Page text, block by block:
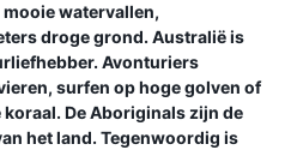
watervallen,
droge grond. Australië is
Avonturiers
surfen op hoge golven of
De Aboriginals zijn de
het land. Tegenwoordig is